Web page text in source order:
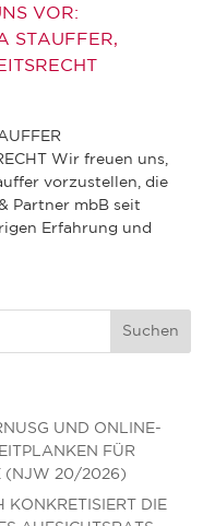
VOR:
STAUFFER,
Wir freuen uns,
vorzustellen, die
Partner mbB seit
Erfahrung und
UND ONLINE-
FÜR
(NJW 20/2026)
KONKRETISIERT DIE